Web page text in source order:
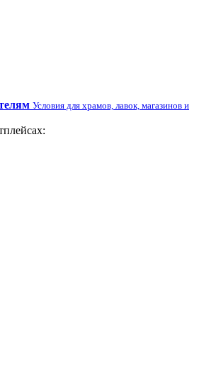
Условия для храмов, лавок, магазинов и